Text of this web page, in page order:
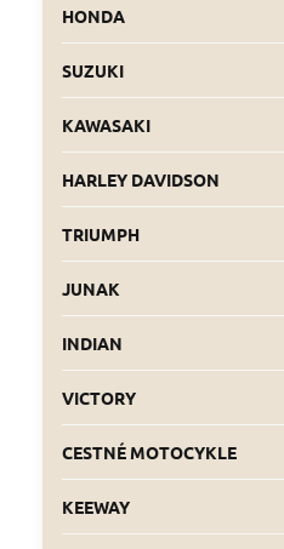
HONDA
SUZUKI
KAWASAKI
HARLEY DAVIDSON
TRIUMPH
JUNAK
INDIAN
VICTORY
CESTNÉ MOTOCYKLE
KEEWAY